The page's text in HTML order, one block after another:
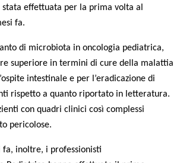
stata effettuata per la prima volta al
fa.
di microbiota in oncologia pediatrica,
superiore in termini di cure della malattia
intestinale e per l’eradicazione di
rispetto a quanto riportato in letteratura.
con quadri clinici così complessi
pericolose.
fa, inoltre, i professionisti